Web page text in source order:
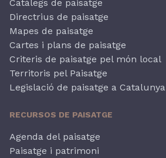
Catàlegs de paisatge
Directrius de paisatge
Mapes de paisatge
Cartes i plans de paisatge
Criteris de paisatge pel món local
Territoris pel Paisatge
Legislació de paisatge a Catalunya
RECURSOS DE PAISATGE
Agenda del paisatge
Paisatge i patrimoni